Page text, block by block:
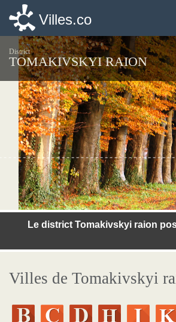
Villes.co
District
TOMAKIVSKYI RAION
Le district Tomakivskyi raion
Villes de Tomakivskyi
Villes.co